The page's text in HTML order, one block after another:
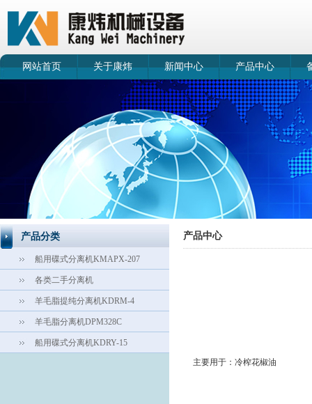
网站首页 关于康炜 新闻中心 产品中心
产品分类
船用碟式分离机KMAPX-207
各类二手分离机
羊毛脂提纯分离机KDRM-4
羊毛脂分离机DPM328C
船用碟式分离机KDRY-15
产品中心
主要用于：冷榨花椒油